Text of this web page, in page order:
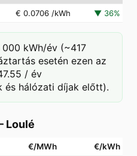
€ 0.0706 /kWh ▼ 36%
kWh/év (~417
esetén ezen az
/ év
és hálózati díjak előtt).
Loulé
€/MWh €/kWh